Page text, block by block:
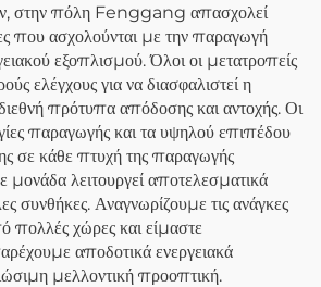
στην πόλη Fenggang απασχολεί
που ασχολούνται με την παραγωγή
εξοπλισμού. Όλοι οι μετατροπείς
ελέγχους για να διασφαλιστεί η
πρότυπα απόδοσης και αντοχής. Οι
παραγωγής και τα υψηλού επιπέδου
σε κάθε πτυχή της παραγωγής
μονάδα λειτουργεί αποτελεσματικά
συνθήκες. Αναγνωρίζουμε τις ανάγκες
χώρες και είμαστε
αποδοτικά ενεργειακά
μελλοντική προοπτική.